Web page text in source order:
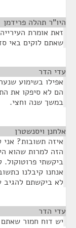
היו"ר תהלה פרידמן
זאת אומרת
שאתם לוקים באי
עדי הדר
אפילו בשימוע
הם לא סיפקו את
במשך שנה וחצי.
אלחנן ויסנשטרן
איזה תשובות?
הזה למרות שהוא
ביקשתי
אנחנו קיבלנו
לא ביקשתם להגיב
עדי הדר
יש דוח חמור שאתם